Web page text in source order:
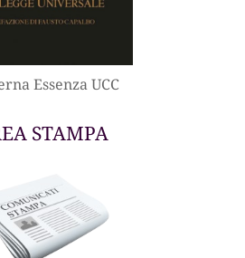
Essenza UCC
STAMPA